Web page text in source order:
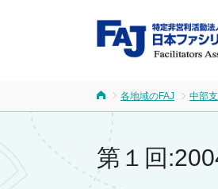
各地域のFAJ 中部
第１回